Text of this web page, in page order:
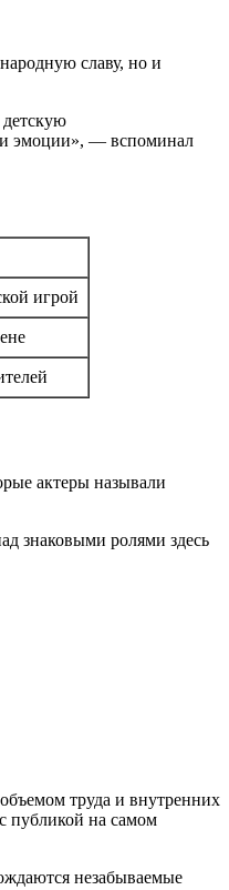
славу, но и
и эмоции», — вспоминал
игрой
актеры называли
знаковыми ролями здесь
труда и внутренних
публикой на самом
незабываемые